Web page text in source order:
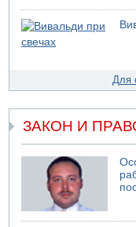
В Иерусалиме
пострадал
07.08.2026 13:47
07.08.2026 13:39
Моджтаба Хаменеи
Для
ЗАКОН И